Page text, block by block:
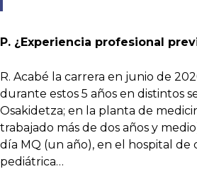
P. ¿Experiencia profesional
R. Acabé la carrera en junio de
durante estos 5 años en distintos
Osakidetza; en la planta de
trabajado más de dos años y
día MQ (un año), en el hospital de
pediátrica…